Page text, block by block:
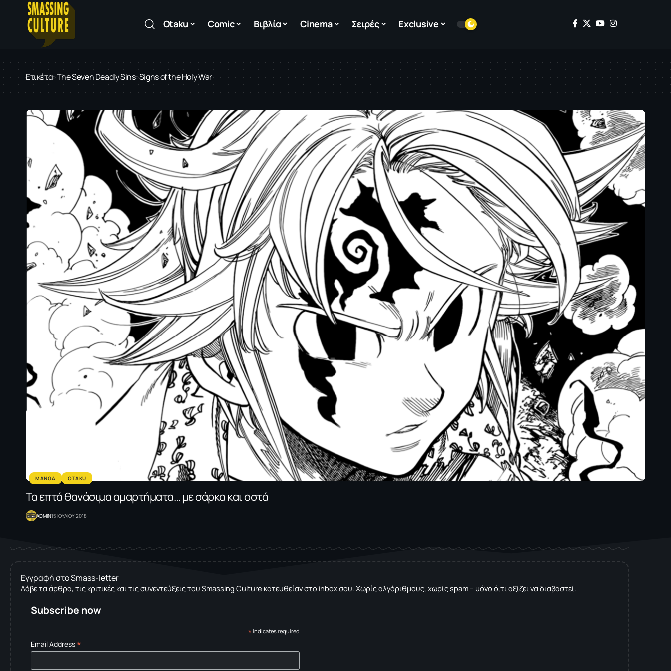
Otaku Comic Βιβλία Cinema Σειρές Exclusive
Ετικέτα:The Seven Deadly Sins: Signs of the Holy War
MANGA OTAKU
Τα επτά θανάσιμα αμαρτήματα… με σάρκα και οστά
ADMIN15 ΙΟΥΛΙΟΥ 2018
Εγγραφή στο Smass-letter
Λάβε τα άρθρα, τις κριτικές και τις συνεντεύξεις του Smassing Culture κατευθείαν στο inbox σου. Χωρίς αλγόριθμους, χωρίς spam – μόνο ό,τι αξίζει να διαβαστεί.
Subscribe now
* indicates required
Email Address*